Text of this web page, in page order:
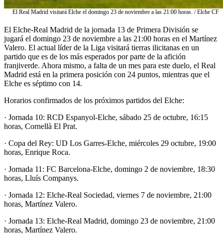
El Real Madrid visitará Elche el domingo 23 de noviembre a las 21:00 horas. / Elche CF
El Elche-Real Madrid de la jornada 13 de Primera División se
jugará el domingo 23 de noviembre a las 21:00 horas en el Martínez
Valero. El actual líder de la Liga visitará tierras ilicitanas en un
partido que es de los más esperados por parte de la afición
franjiverde. Ahora mismo, a falta de un mes para este duelo, el Real
Madrid está en la primera posición con 24 puntos, mientras que el
Elche es séptimo con 14.
Horarios confirmados de los próximos partidos del Elche:
· Jornada 10: RCD Espanyol-Elche, sábado 25 de octubre, 16:15
horas, Cornellà El Prat.
· Copa del Rey: UD Los Garres-Elche, miércoles 29 octubre, 19:00
horas, Enrique Roca.
· Jornada 11: FC Barcelona-Elche, domingo 2 de noviembre, 18:30
horas, Lluís Companys.
· Jornada 12: Elche-Real Sociedad, viernes 7 de noviembre, 21:00
horas, Martínez Valero.
· Jornada 13: Elche-Real Madrid, domingo 23 de noviembre, 21:00
horas, Martínez Valero.